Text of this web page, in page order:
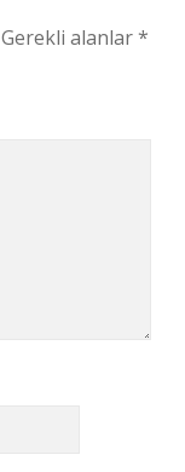
Gerekli alanlar*